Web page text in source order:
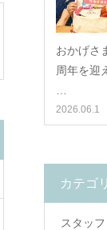
おかげさ
周年を迎
2026.06.1
カテゴ
スタッ